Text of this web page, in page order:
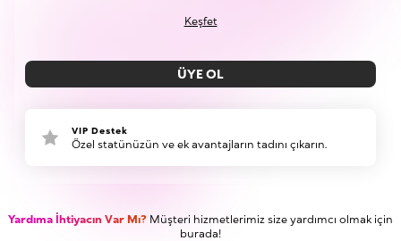
Keşfet
ÜYE OL
VIP Destek
Özel statünüzün ve ek avantajların tadını çıkarın.
Yardıma İhtiyacın Var Mı? Müşteri hizmetlerimiz size yardımcı olmak için
burada!